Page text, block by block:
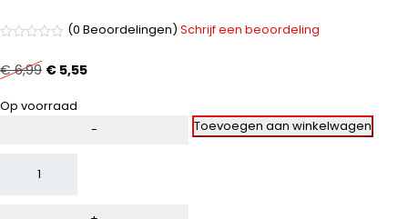
uit
5
(0 Beoordelingen)Schrijf een beoordeling
€6,99 € 5,55
Op voorraad
Toevoegen aan winkelwagen